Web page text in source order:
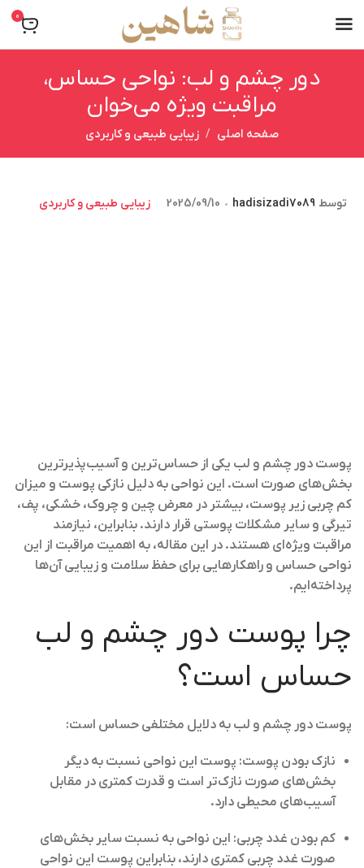
0
دور چشم و لب: نواحی حساس،
مراقبت ویژه می‌خوان
صفحه اصلی زیبایی طبیعی و کاربردی
توسط hadisizadi7089
2025/09/10 زیبایی طبیعی و کاربردی
پوست دور چشم و لب یکی از حساس‌ترین و آسیب‌پذیرترین
بخش‌های صورت است. این نواحی به دلیل نازکی پوست و میزان
کم چربی زیر پوست، بیشتر در معرض چین و چروک، خشکی، پف،
تیرگی و سایر مشکلات پوستی قرار دارند. بنابراین، نیازمند
مراقبت ویژه‌ای هستند. در این مقاله، به اهمیت مراقبت از این
نواحی حساس و راهکارهایی برای حفظ سلامت و زیبایی آن‌ها
پرداخته‌ایم.
چرا پوست دور چشم و لب
حساس است؟
پوست دور چشم و لب به دلایل مختلفی حساس است:
نازک بودن پوست: پوست این نواحی نسبت به دیگر
بخش‌های صورت نازک‌تر است و قدرت کمتری در مقابل
آسیب‌های محیطی دارد.
کم بودن غدد چربی: این نواحی به نسبت سایر بخش‌های
صورت غدد چربی کمتری دارند، بنابراین پوست این نواحی